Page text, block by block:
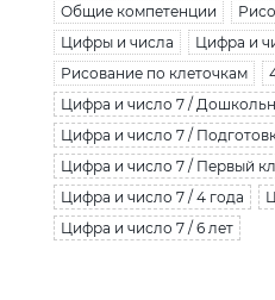
Общие компетенции
Цифры и числа
Цифра и
Рисование по клеточкам
Цифра и число 7 /
Цифра и число 7 /
Цифра и число 7 / Первый
Цифра и число 7 / 4 года
Цифра и число 7 / 6 лет